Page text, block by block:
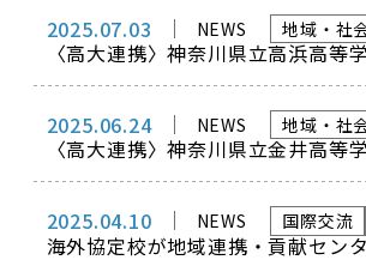
2025.07.03 NEWS 地域・社
〈高大連携〉神奈川県立高浜高等
2025.06.24 NEWS 地域・社
〈高大連携〉神奈川県立金井高等
2025.04.10 NEWS 国際交流
海外協定校が地域連携・貢献セン